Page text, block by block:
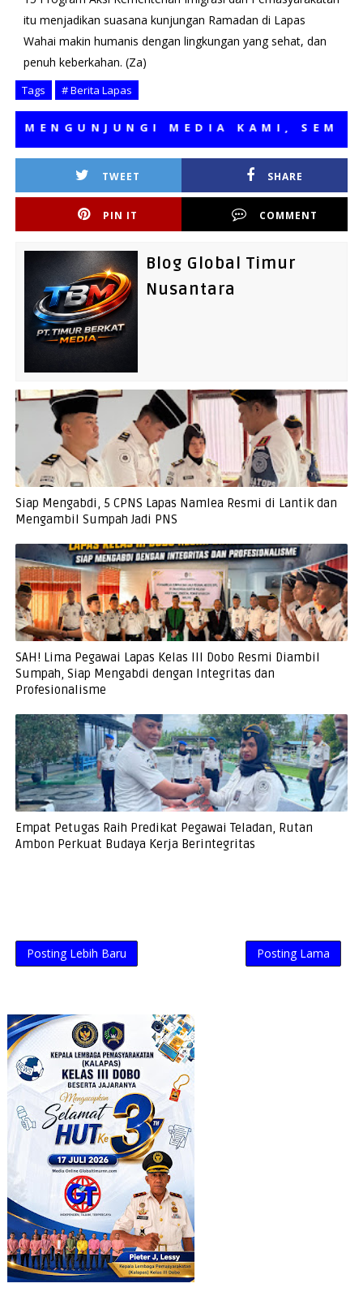
itu menjadikan suasana kunjungan Ramadan di Lapas
Wahai makin humanis dengan lingkungan yang sehat, dan
penuh keberkahan. (Za)
Tags # Berita Lapas
MEDIA KAMI, SEMOGA
TWEET SHARE
PIN IT COMMENT
Blog Global Timur
Nusantara
Siap Mengabdi, 5 CPNS Lapas Namlea Resmi di Lantik dan
Mengambil Sumpah Jadi PNS
SAH! Lima Pegawai Lapas Kelas III Dobo Resmi Diambil
Sumpah, Siap Mengabdi dengan Integritas dan
Profesionalisme
Empat Petugas Raih Predikat Pegawai Teladan, Rutan
Ambon Perkuat Budaya Kerja Berintegritas
Posting Lebih Baru Posting Lama